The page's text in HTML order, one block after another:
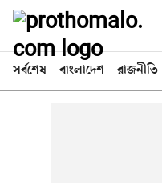
সর্বশেষ বাংলাদেশ রাজনীতি